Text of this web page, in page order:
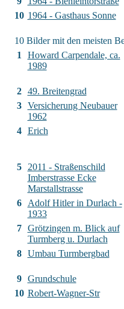
10 1964 - Gasthaus Sonne
10 Bilder mit den meisten
1
Howard Carpendale, ca.
1989
2
49. Breitengrad
3
Versicherung Neubauer
1962
4
Erich
5
2011 - Straßenschild
Imberstrasse Ecke
Marstallstrasse
6
Adolf Hitler in Durlach -
1933
7
Grötzingen m. Blick auf
Turmberg u. Durlach
8
Umbau Turmbergbad
9
Grundschule
10 Robert-Wagner-Str